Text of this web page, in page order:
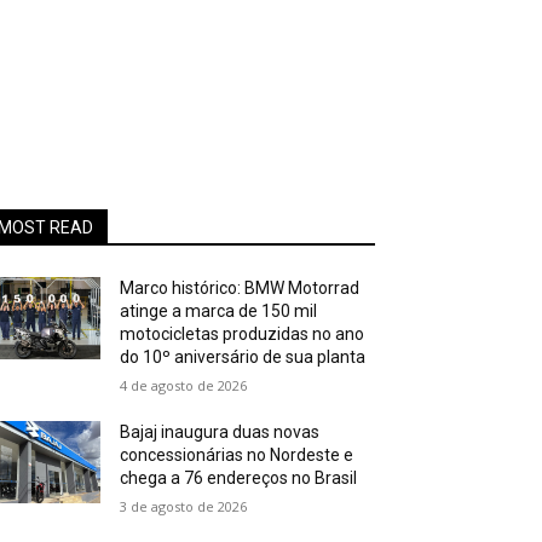
MOST READ
Marco histórico: BMW Motorrad
atinge a marca de 150 mil
motocicletas produzidas no ano
do 10º aniversário de sua planta
4 de agosto de 2026
Bajaj inaugura duas novas
concessionárias no Nordeste e
chega a 76 endereços no Brasil
3 de agosto de 2026